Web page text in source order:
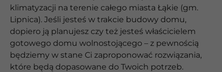
klimatyzacji na terenie całego miasta Łąkie (gm.
Lipnica). Jeśli jesteś w trakcie budowy domu,
dopiero ją planujesz czy też jesteś właścicielem
gotowego domu wolnostojącego – z pewnością
będziemy w stane Ci zaproponować rozwiązania,
które będą dopasowane do Twoich potrzeb.